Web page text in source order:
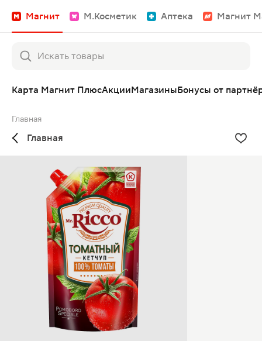
Магнит М.Косметик Аптека Магнит
Карта Магнит ПлюсАкцииМагазиныБонусы от
Главная
Главная